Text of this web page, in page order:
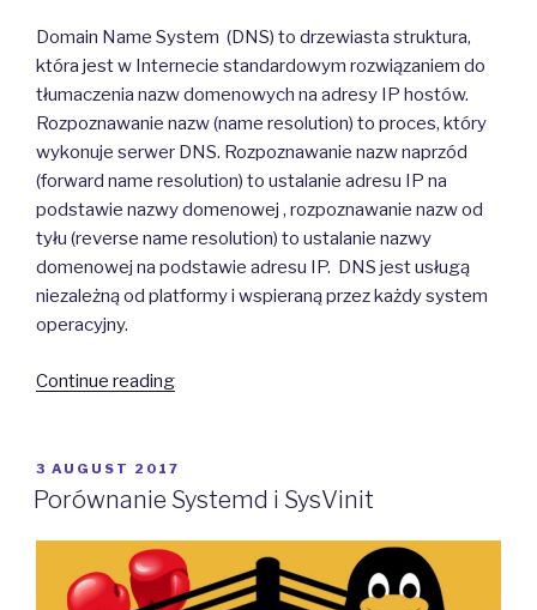
Domain Name System (DNS) to drzewiasta struktura,
która jest w Internecie standardowym rozwiązaniem do
tłumaczenia nazw domenowych na adresy IP hostów.
Rozpoznawanie nazw (name resolution) to proces, który
wykonuje serwer DNS. Rozpoznawanie nazw naprzód
(forward name resolution) to ustalanie adresu IP na
podstawie nazwy domenowej , rozpoznawanie nazw od
tyłu (reverse name resolution) to ustalanie nazwy
domenowej na podstawie adresu IP. DNS jest usługą
niezależną od platformy i wspieraną przez każdy system
operacyjny.
Continue reading“Serwer
POSTED
ON
3 AUGUST 2017
Porównanie Systemd i SysVinit